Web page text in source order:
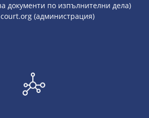
документи по изпълнителни дела)
court.org (администрация)